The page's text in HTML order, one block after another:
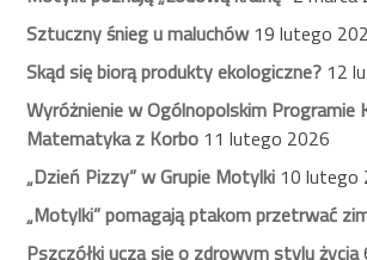
Sztuczny śnieg u maluchów19 lutego
Skąd się biorą produkty ekologiczne? 12
Wyróżnienie w Ogólnopolskim Programie
Matematyka z Korbo 11 lutego 2026
„Dzień Pizzy” w Grupie Motylki 10 lutego
„Motylki” pomagają ptakom przetrwać
Pszczółki uczą się o zdrowym stylu życia